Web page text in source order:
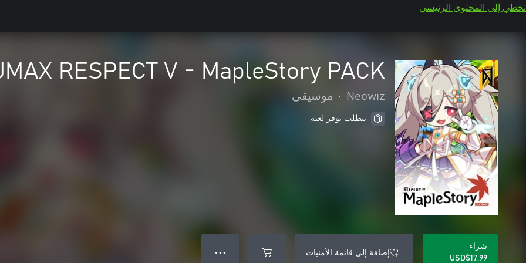
تخطي إلى المحتوى الرئيسي
RESPECT V - MapleStory PACK
Neowiz
• موسيقى
يتطلب توفر لعبة
شراء
USD$17.99
إضافة إلى قائمة الأمنيات ● ● ●